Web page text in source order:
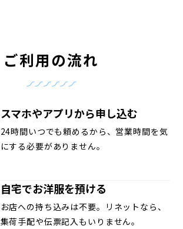
ご利用の流れ
スマホやアプリから申し込む
24時間いつでも頼めるから、営業時間を気
にする必要がありません。
自宅でお洋服を預ける
お店への持ち込みは不要。リネットなら、
集荷手配や伝票記入もいりません。